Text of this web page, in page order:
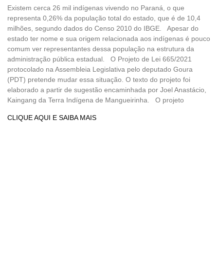
Existem cerca 26 mil indígenas vivendo no Paraná, o que
representa 0,26% da população total do estado, que é de 10,4
milhões, segundo dados do Censo 2010 do IBGE. Apesar do
estado ter nome e sua origem relacionada aos indígenas é pouco
comum ver representantes dessa população na estrutura da
administração pública estadual. O Projeto de Lei 665/2021
protocolado na Assembleia Legislativa pelo deputado Goura
(PDT) pretende mudar essa situação. O texto do projeto foi
elaborado a partir de sugestão encaminhada por Joel Anastácio,
Kaingang da Terra Indígena de Mangueirinha. O projeto
CLIQUE AQUI E SAIBA MAIS